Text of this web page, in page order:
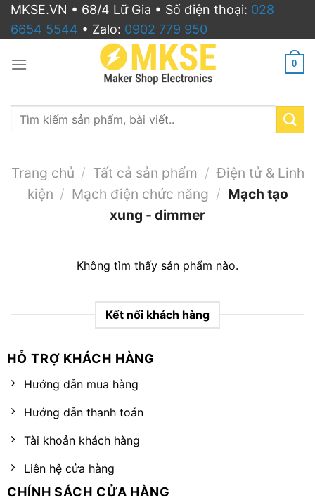
Bỏ
qua
nội
dung
MKSE.VN • 68/4 Lữ Gia • Số điện thoại: 028
6654 5544 • Zalo: 0902 779 950
0
Search
Trang chủ / Tất cả sản phẩm / Điện tử & Linh
kiện / Mạch điện chức năng / Mạch tạo
xung - dimmer
Không tìm thấy sản phẩm nào.
Kết nối khách hàng
HỖ TRỢ KHÁCH HÀNG
Hướng dẫn mua hàng
Hướng dẫn thanh toán
Tài khoản khách hàng
Liên hệ cửa hàng
CHÍNH SÁCH CỬA HÀNG